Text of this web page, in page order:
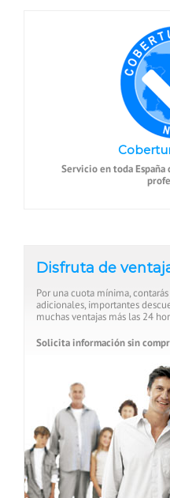
Servicio en toda España
Disfruta de
Por una cuota mínima,
adicionales, importantes
muchas ventajas más las 24
Solicita información sin